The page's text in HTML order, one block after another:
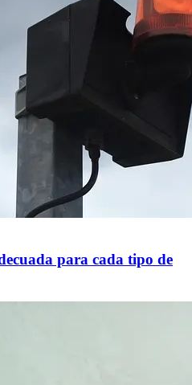
para cada tipo de